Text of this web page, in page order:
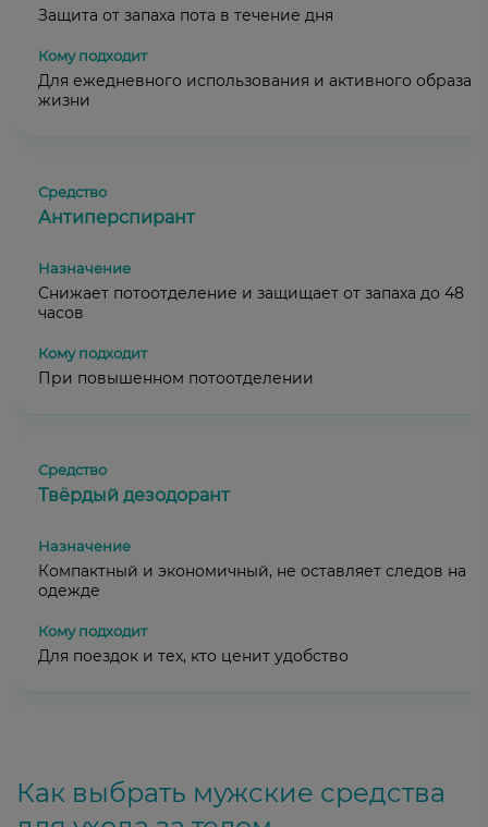
Защита от запаха пота в течение дня
Для ежедневного использования и активного образа
жизни
Антиперспирант
Снижает потоотделение и защищает от запаха до 48
часов
При повышенном потоотделении
Твёрдый дезодорант
Компактный и экономичный, не оставляет следов на
одежде
Для поездок и тех, кто ценит удобство
Как выбрать мужские средства